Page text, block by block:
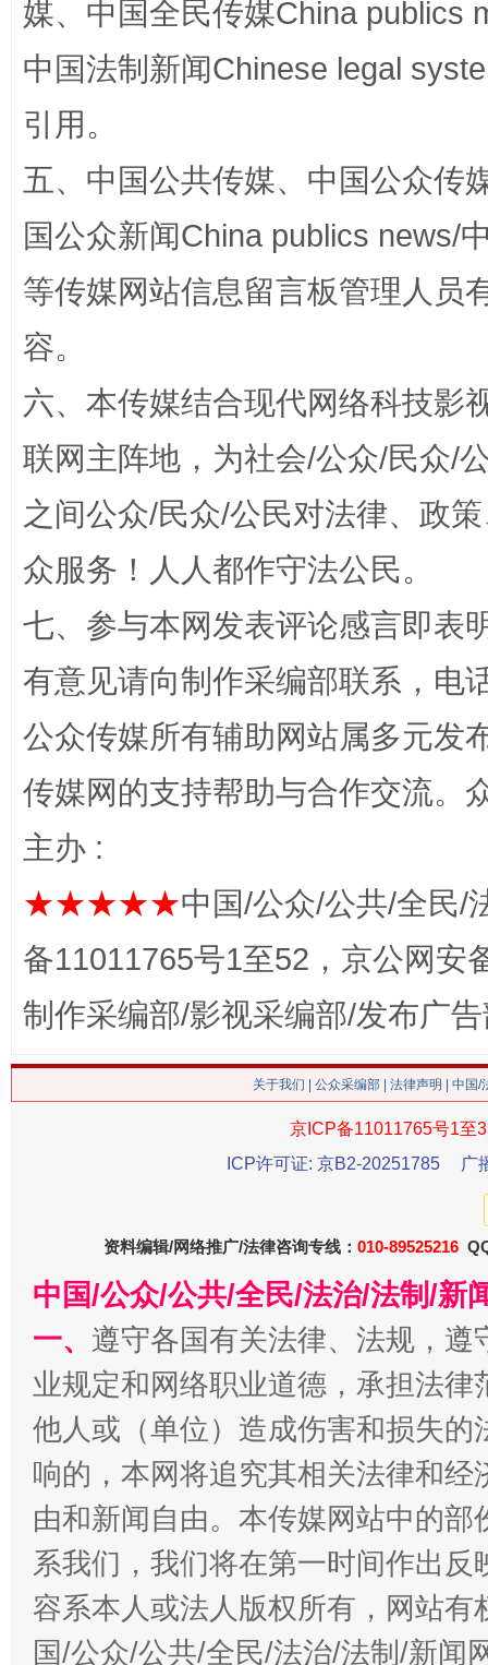
漫山遍野的桃花与雪山、麦地、白藏房 除
招工难、用工荒背后
网上购药对药下症？
这是一记警钟！ 谢
在谋一域中谋全局
今
媒、中国全民传媒China publics
中国法制新闻Chinese legal
引用。
五、中国公共传媒、中国公众传
国公众新闻China publics news/
等传媒网站信息留言板管理人员
容。
六、本传媒结合现代网络科技影
联网主阵地，为社会/公众/民众/
之间公众/民众/公民对法律、政
众服务！人人都作守法公民。
七、参与本网发表评论感言即表
有意见请向制作采编部联系，电
公众传媒所有辅助网站属多元发
传媒网的支持帮助与合作交流。
主办 :
★★★★★中国/公众/公共/全民/
备11011765号1至52，京公网安
制作采编部/影视采编部/发布广
关于我们 公众采编部 法律声明 | 中国
京ICP备11011765号1至
ICP许可证: 京B2-20251785
广
资料编辑/网络推广/法律咨询专线： 010-89525216
中国/公众/公共/全民/法治/法制/新
一、 遵守各国有关法律、法规，
业规定和网络职业道德，承担法
他人或（单位）造成伤害和损失
响的，本网将追究其相关法律和
由和新闻自由。本传媒网站中的
系我们，我们将在第一时间作出
容系本人或法人版权所有，网站
国/公众/公共/全民/法治/法制/新闻